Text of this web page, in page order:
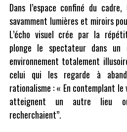
Dans l’espace confiné du cadre,
savamment lumières et miroirs
L’écho visuel crée par la
plonge le spectateur dans un
environnement totalement
celui qui les regarde à
rationalisme : « En contemplant le
atteignent un autre lieu
recherchaient’’.